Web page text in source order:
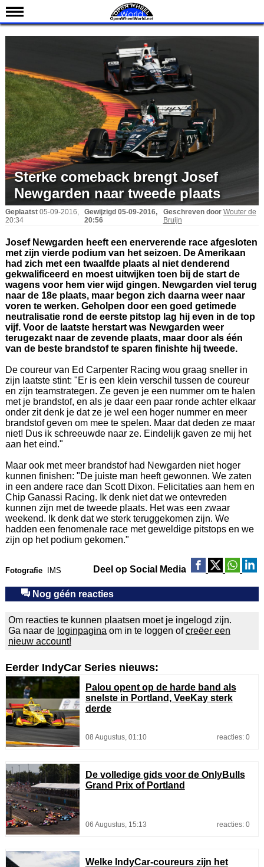
Nieuws
Uitslagen
Standen
Coureurs
Teams
IndyCar 101
Indy 500
English
Sterke comeback brengt Josef
Newgarden naar tweede plaats
Geplaatst 05-09-2016,
20:34
Gewijzigd 05-09-2016,
20:56
Geschreven door Wouter de
Bruijn
Josef Newgarden heeft een enerverende race afgesloten
met zijn vierde podium van het seizoen. De Amerikaan
had zich met een twaalfde plaats al niet denderend
gekwalificeerd en moest uitwijken toen bij de start de
wagens voor hem vier wijd gingen. Newgarden viel terug
naar de 18e plaats, maar begon zich daarna weer naar
voren te werken. Geholpen door een goed getimede
neutralisatie rond de eerste pitstop lag hij even in de top
vijf. Voor de laatste herstart was Newgarden weer
terugezakt naar de zevende plaats, maar door als één
van de beste brandstof te sparen finishte hij tweede.
De coureur van Ed Carpenter Racing wou graag sneller in
zijn laatste stint: "Er is een klein verschil tussen de coureur
en zijn teamstrategen. Ze geven je een nummer om te halen
met je brandstof, en als je daar een paar ronde achter elkaar
onder zit denk je dat ze je wel een hoger nummer en meer
brandstof geven om mee te spelen. Maar dat deden ze maar
niet! Dus ik schreeuwde naar ze. Eindelijk gaven ze mij het
aan het eind."
Maar ook met meer brandstof had Newgarden niet hoger
kunnen finishen: "De juiste man heeft gewonnen. We zaten
in een andere race dan Scott Dixon. Felicitaties aan hem en
Chip Ganassi Racing. Ik denk niet dat we ontevreden
kunnen zijn met de tweede plaats. Het was een zwaar
weekend. Ik denk dat we sterk teruggekomen zijn. We
hadden een fenomenale race met geweldige pitstops en we
zijn op het podium gekomen."
Fotografie IMS Deel op Social Media
Nog géén reacties
Om reacties te kunnen plaatsen moet je ingelogd zijn.
Ga naar de loginpagina om in te loggen ofcreëer een
nieuw account!
Eerder IndyCar Series nieuws:
Palou opent op de harde band als
snelste in Portland, VeeKay sterk
derde
08 Augustus, 01:10 reacties: 0
De volledige gids voor de OnlyBulls
Grand Prix of Portland
06 Augustus, 15:13 reacties: 0
Welke IndyCar-coureurs zijn het